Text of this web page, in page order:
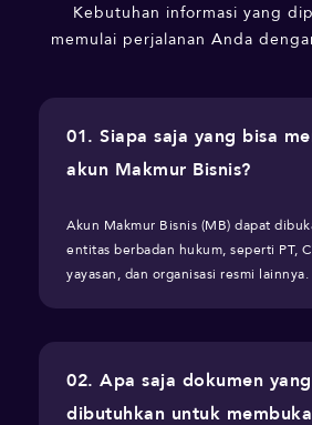
Kebutuhan informasi yang
memulai perjalanan Anda
01. Siapa saja yang bisa
akun Makmur Bisnis?
Akun Makmur Bisnis (MB) dapat
entitas berbadan hukum, seperti PT,
yayasan, dan organisasi resmi lainnya.
02. Apa saja dokumen yang
dibutuhkan untuk